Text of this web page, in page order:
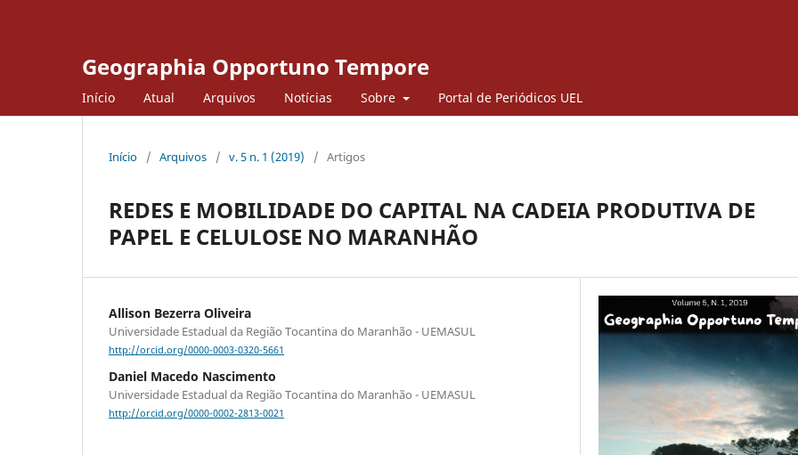
Geographia Opportuno Tempore
Início Atual Arquivos Notícias Sobre Portal de Periódicos UEL
Início / Arquivos / v. 5 n. 1 (2019) / Artigos
REDES E MOBILIDADE DO CAPITAL NA CADEIA PRODUTIVA DE
PAPEL E CELULOSE NO MARANHÃO
Allison Bezerra Oliveira
Universidade Estadual da Região Tocantina do Maranhão - UEMASUL
http://orcid.org/0000-0003-0320-5661
Daniel Macedo Nascimento
Universidade Estadual da Região Tocantina do Maranhão - UEMASUL
http://orcid.org/0000-0002-2813-0021